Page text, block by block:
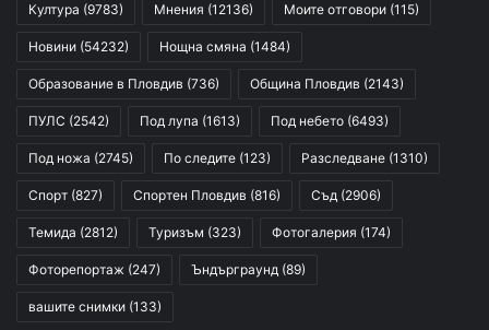
Култура (9783) Мнения (12136) Моите отговори (115)
Новини (54232) Нощна смяна (1484)
Образование в Пловдив (736) Община Пловдив (2143)
ПУЛС (2542) Под лупа (1613) Под небето (6493)
Под ножа (2745) По следите (123) Разследване (1310)
Спорт (827) Спортен Пловдив (816) Съд (2906)
Темида (2812) Туризъм (323) Фотогалерия (174)
Фоторепортаж (247) Ъндърграунд (89)
вашите снимки (133)